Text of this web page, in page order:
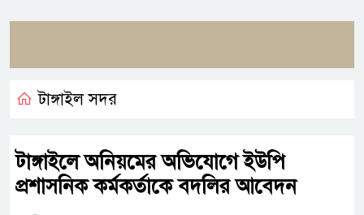
টাঙ্গাইল সদর
টাঙ্গাইলে অনিয়মের অভিযোগে ইউপি
প্রশাসনিক কর্মকর্তাকে বদলির আবেদন